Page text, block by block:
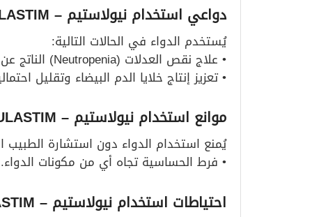
دواعي استخدام نيولاستيم – NEULASTIM
يُستخدم الدواء في الحالات التالية:
• علاج نقص العدلات (Neutropenia) الناتج عن تلقي العلاج الكيميائي لمرضى السرطان.
• تعزيز إنتاج خلايا الدم البيضاء وتقليل
موانع استخدام نيولاستيم – NEULASTIM
يُمنع استخدام الدواء دون استشارة الطبيب
• فرط الحساسية تجاه أي من مكونات الدواء.
احتياطات استخدام نيولاستيم – NEULASTIM